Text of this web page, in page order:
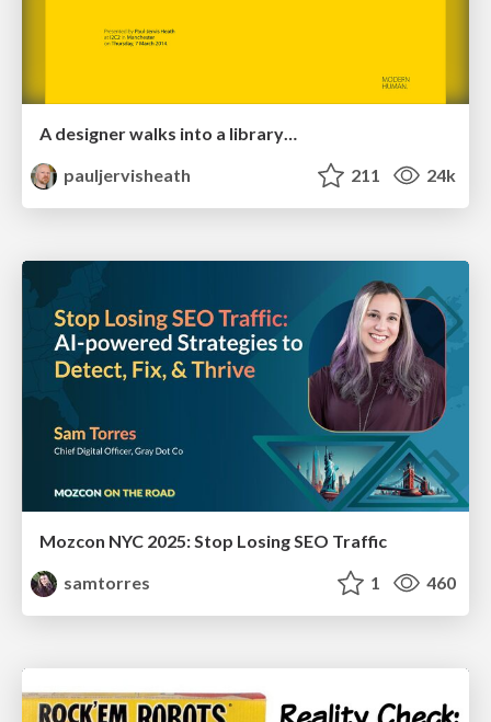
A designer walks into a library…
pauljervisheath
211 24k
Mozcon NYC 2025: Stop Losing SEO Traffic
samtorres
1 460